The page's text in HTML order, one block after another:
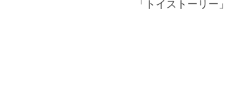
「トイストーリー」